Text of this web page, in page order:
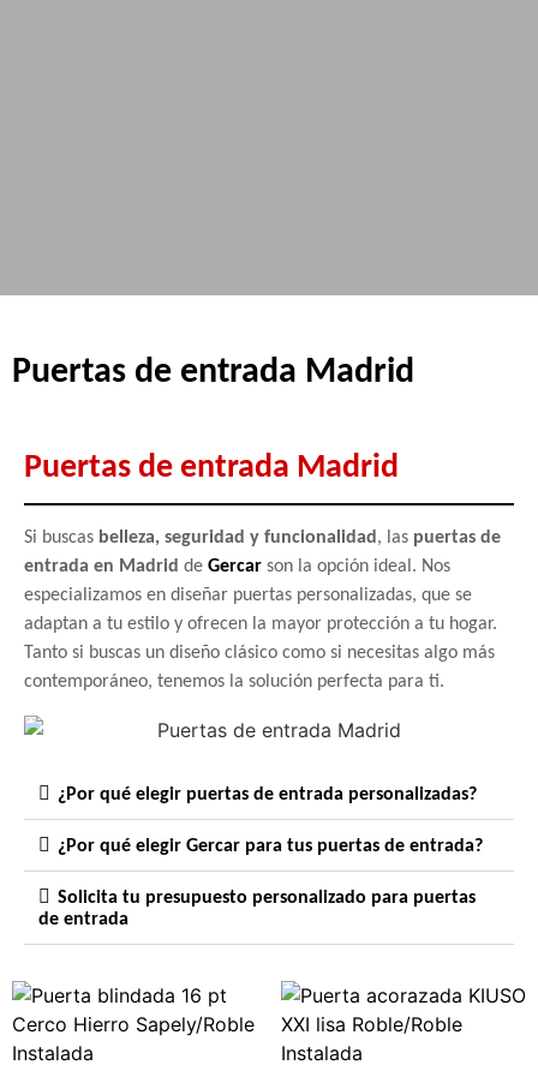
Puertas de entrada Madrid
Puertas de entrada Madrid
Si buscas belleza, seguridad y funcionalidad , las puertas de
entrada en Madrid de Gercar son la opción ideal. Nos
especializamos en diseñar puertas personalizadas, que se
adaptan a tu estilo y ofrecen la mayor protección a tu hogar.
Tanto si buscas un diseño clásico como si necesitas algo más
contemporáneo, tenemos la solución perfecta para ti.
¿Por qué elegir puertas de entrada personalizadas?
¿Por qué elegir Gercar para tus puertas de entrada?
Solicita tu presupuesto personalizado para puertas
de entrada